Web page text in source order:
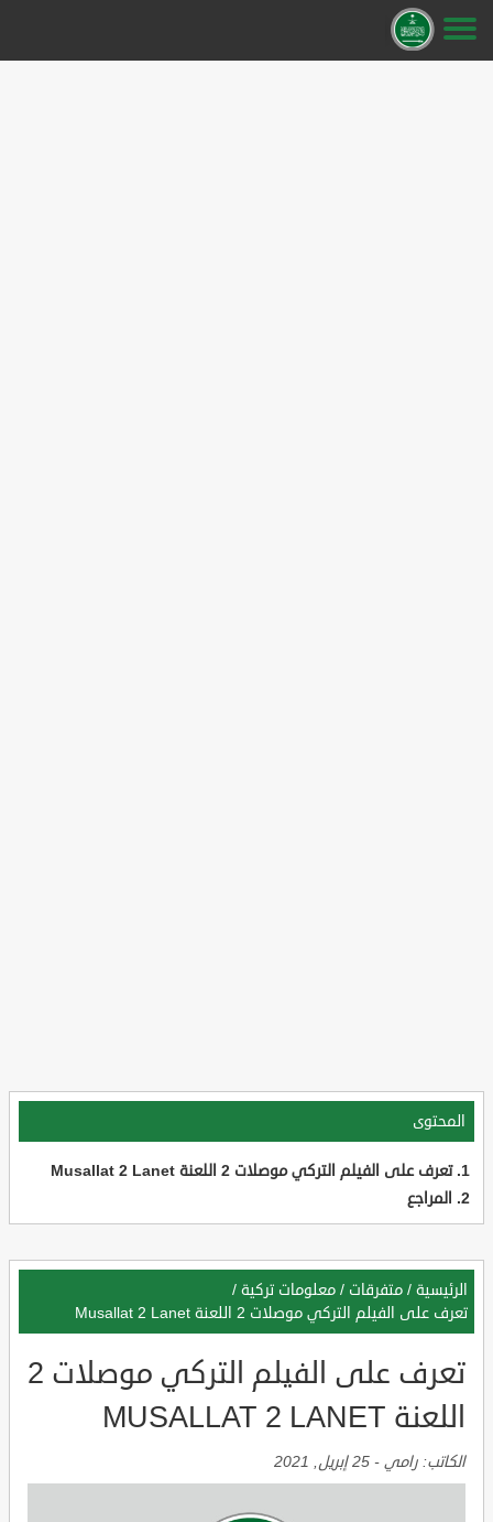
المحتوى
تعرف على الفيلم التركي موصلات 2 اللعنة Musallat 2 Lanet
المراجع
الرئيسية / متفرقات / معلومات تركية /
تعرف على الفيلم التركي موصلات 2 اللعنة Musallat 2 Lanet
تعرف على الفيلم التركي موصلات 2
اللعنة MUSALLAT 2 LANET
الكاتب: رامي - 25 إبريل, 2021